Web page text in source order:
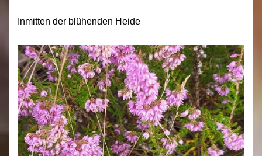
Inmitten der blühenden Heide